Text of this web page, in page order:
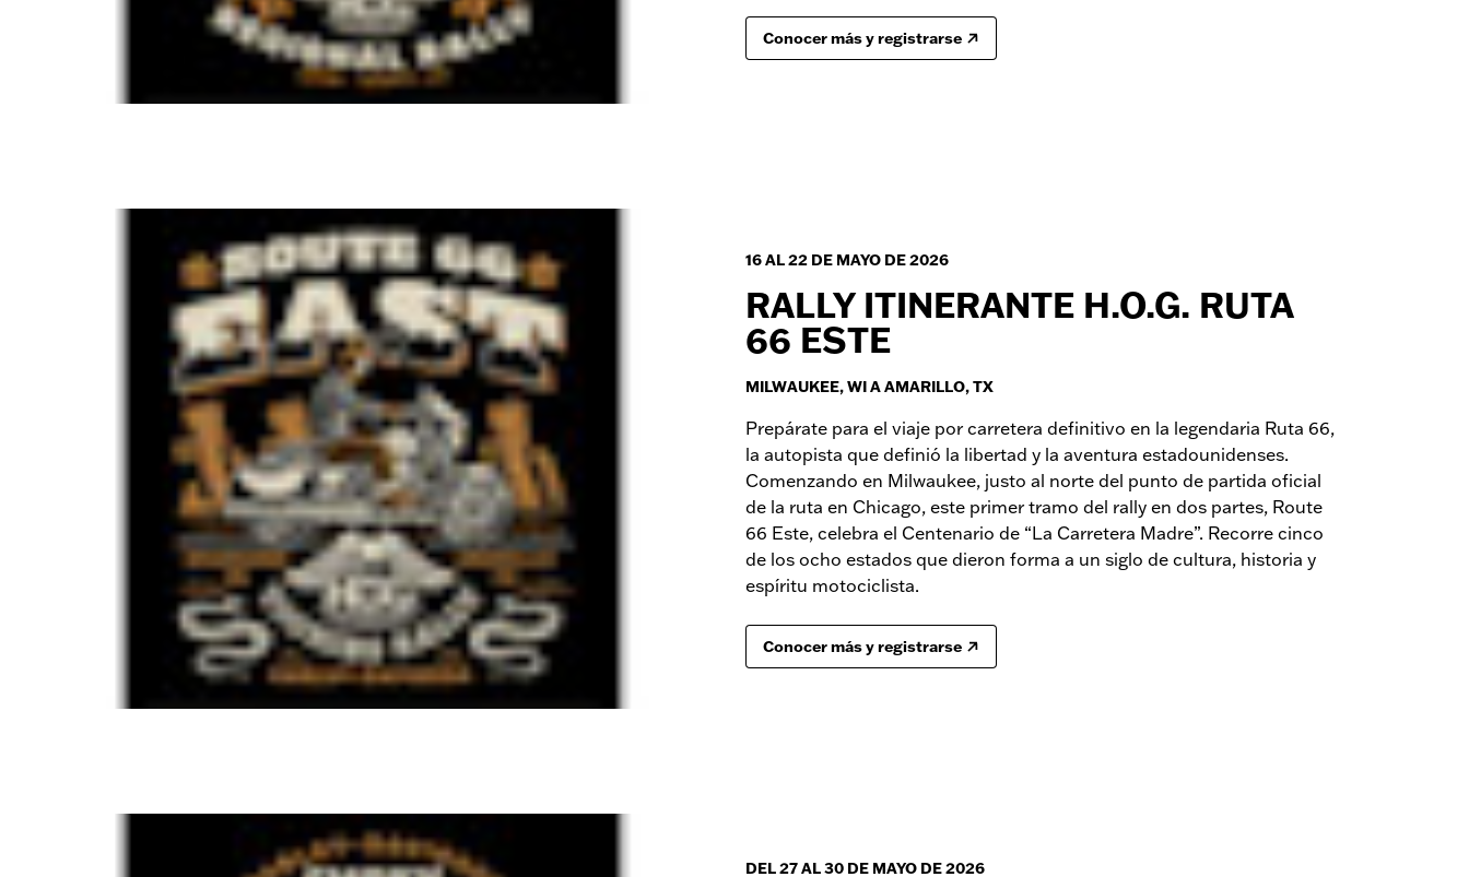
Conocer más y registrarse
16 AL 22 DE MAYO DE 2026
RALLY ITINERANTE H.O.G. RUTA
66 ESTE
MILWAUKEE, WI A AMARILLO, TX
Prepárate para el viaje por carretera definitivo en la legendaria Ruta 66,
la autopista que definió la libertad y la aventura estadounidenses.
Comenzando en Milwaukee, justo al norte del punto de partida oficial
de la ruta en Chicago, este primer tramo del rally en dos partes, Route
66 Este, celebra el Centenario de “La Carretera Madre”. Recorre cinco
de los ocho estados que dieron forma a un siglo de cultura, historia y
espíritu motociclista.
Conocer más y registrarse
DEL 27 AL 30 DE MAYO DE 2026